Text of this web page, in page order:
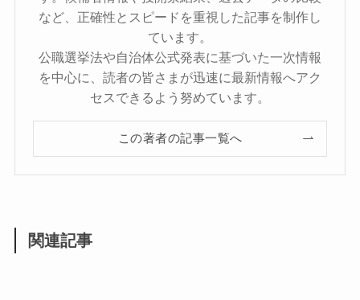
など、正確性とスピードを重視した記事を制作し
ています。
公職選挙法や自治体公式発表に基づいた一次情報
を中心に、読者の皆さまが迅速に最新情報へアク
セスできるよう努めています。
この著者の記事一覧へ
関連記事